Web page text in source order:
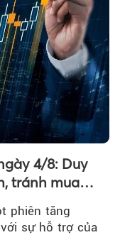
4/8: Duy
tránh mua
phiên tăng
sự hỗ trợ của